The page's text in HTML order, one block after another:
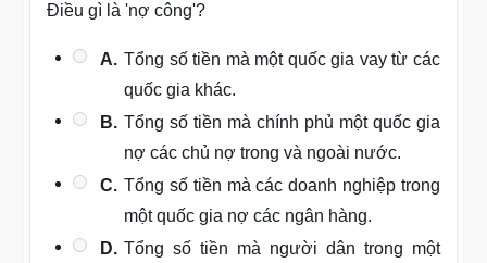
Điều gì là 'nợ công'?
A. Tổng số tiền mà một quốc gia vay từ các
quốc gia khác.
B. Tổng số tiền mà chính phủ một quốc gia
nợ các chủ nợ trong và ngoài nước.
C. Tổng số tiền mà các doanh nghiệp trong
một quốc gia nợ các ngân hàng.
D. Tổng số tiền mà người dân trong một